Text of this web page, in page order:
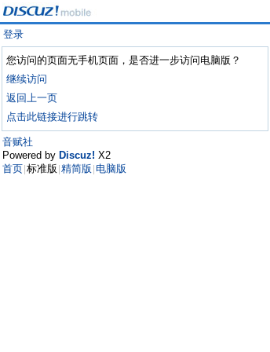
登录
您访问的页面无手机页面，是否进一步访问电脑版？
继续访问
返回上一页
点击此链接进行跳转
音赋社
Powered by Discuz! X2
首页 标准版 精简版 电脑版